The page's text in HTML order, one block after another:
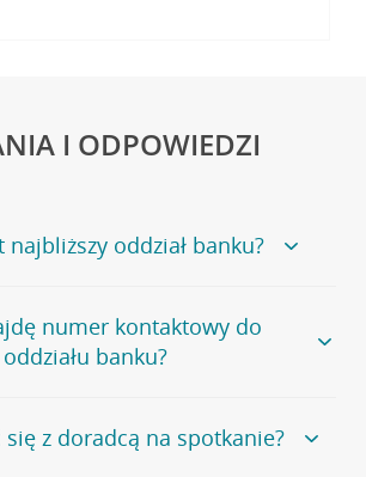
I ODPOWIEDZI
najbliższy oddział banku?
naszego banku, zapraszamy na
, na której znajduje się
numer kontaktowy do
oddziału banku?
nie udostępnia ogólnego numeru
bankowej.
się z doradcą na spotkanie?